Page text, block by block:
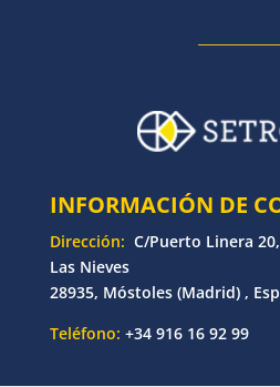
INFORMACIÓN DE
Dirección: C/Puerto Linera
Las Nieves
28935, Móstoles (Madrid) ,
Teléfono: +34 916 16 92 99